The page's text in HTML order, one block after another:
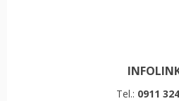
Tel.: 0911